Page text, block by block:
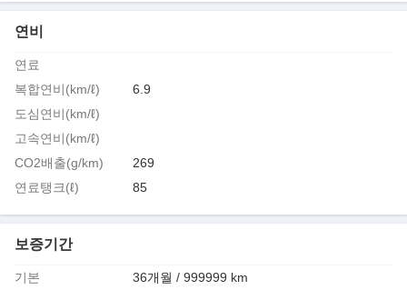
연비
연료
복합연비(km/ℓ)
6.9
도심연비(km/ℓ)
고속연비(km/ℓ)
CO2배출(g/km)
269
연료탱크(ℓ)
85
보증기간
기본
36개월 / 999999 km